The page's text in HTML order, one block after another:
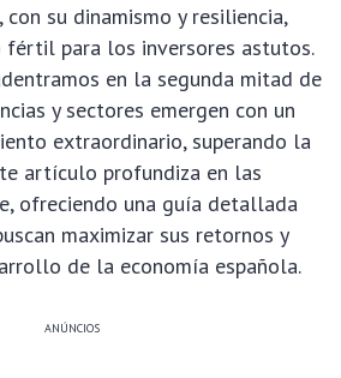
con su dinamismo y resiliencia,
fértil para los inversores astutos.
en la segunda mitad de
y sectores emergen con un
extraordinario, superando la
artículo profundiza en las
ofreciendo una guía detallada
maximizar sus retornos y
de la economía española.
ANÚNCIOS